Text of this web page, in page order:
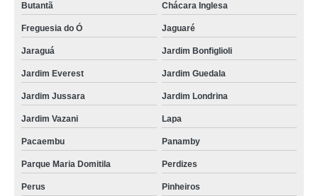
Butantã Chácara Inglesa
Freguesia do Ó Jaguaré
Jaraguá Jardim Bonfiglioli
Jardim Everest Jardim Guedala
Jardim Jussara Jardim Londrina
Jardim Vazani Lapa
Pacaembu Panamby
Parque Maria Domitila Perdizes
Perus Pinheiros